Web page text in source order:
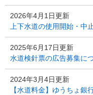
2026年4月1日更新
上下水道の使用開始・中
2025年6月17日更新
水道検針票の広告募集に
2024年3月4日更新
【水道料金】ゆうちょ銀